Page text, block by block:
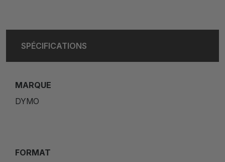
SPÉCIFICATIONS
MARQUE
DYMO
FORMAT